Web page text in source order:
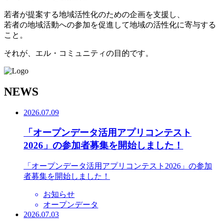
若者が提案する地域活性化のための企画を支援し、
若者の地域活動への参加を促進して地域の活性化に寄与する
こと。
それが、エル・コミュニティの目的です。
NEWS
2026.07.09
「オープンデータ活用アプリコンテスト
2026」の参加者募集を開始しました！
「オープンデータ活用アプリコンテスト2026」の参加
者募集を開始しました！
お知らせ
オープンデータ
2026.07.03